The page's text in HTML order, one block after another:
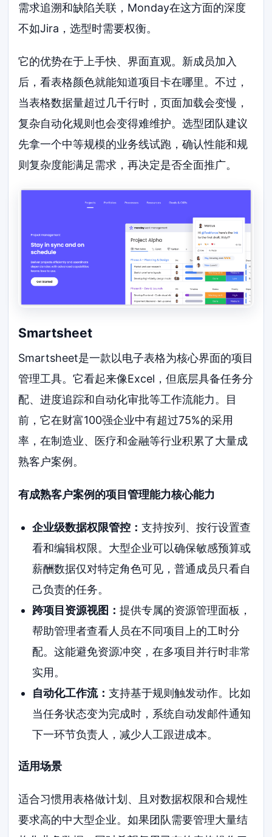
需求追溯和缺陷关联，Monday在这方面的深度
不如Jira，选型时需要权衡。
它的优势在于上手快、界面直观。新成员加入
后，看表格颜色就能知道项目卡在哪里。不过，
当表格数据量超过几千行时，页面加载会变慢，
复杂自动化规则也会变得难维护。选型团队建议
先拿一个中等规模的业务线试跑，确认性能和规
则复杂度能满足需求，再决定是否全面推广。
Smartsheet
Smartsheet是一款以电子表格为核心界面的项目
管理工具。它看起来像Excel，但底层具备任务分
配、进度追踪和自动化审批等工作流能力。目
前，它在财富100强企业中有超过75%的采用
率，在制造业、医疗和金融等行业积累了大量成
熟客户案例。
有成熟客户案例的项目管理能力核心能力
企业级数据权限管控： 支持按列、按行设置查
看和编辑权限。大型企业可以确保敏感预算或
薪酬数据仅对特定角色可见，普通成员只看自
己负责的任务。
跨项目资源视图： 提供专属的资源管理面板，
帮助管理者查看人员在不同项目上的工时分
配。这能避免资源冲突，在多项目并行时非常
实用。
自动化工作流： 支持基于规则触发动作。比如
当任务状态变为完成时，系统自动发邮件通知
下一环节负责人，减少人工跟进成本。
适用场景
适合习惯用表格做计划、且对数据权限和合规性
要求高的中大型企业。如果团队需要管理大量结